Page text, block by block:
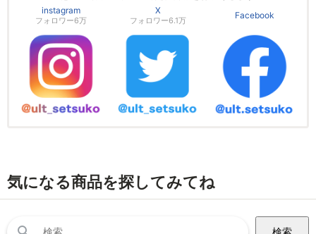
instagram
フォロワー6万
X
フォロワー6.1万
Facebook
気になる商品を探してみてね